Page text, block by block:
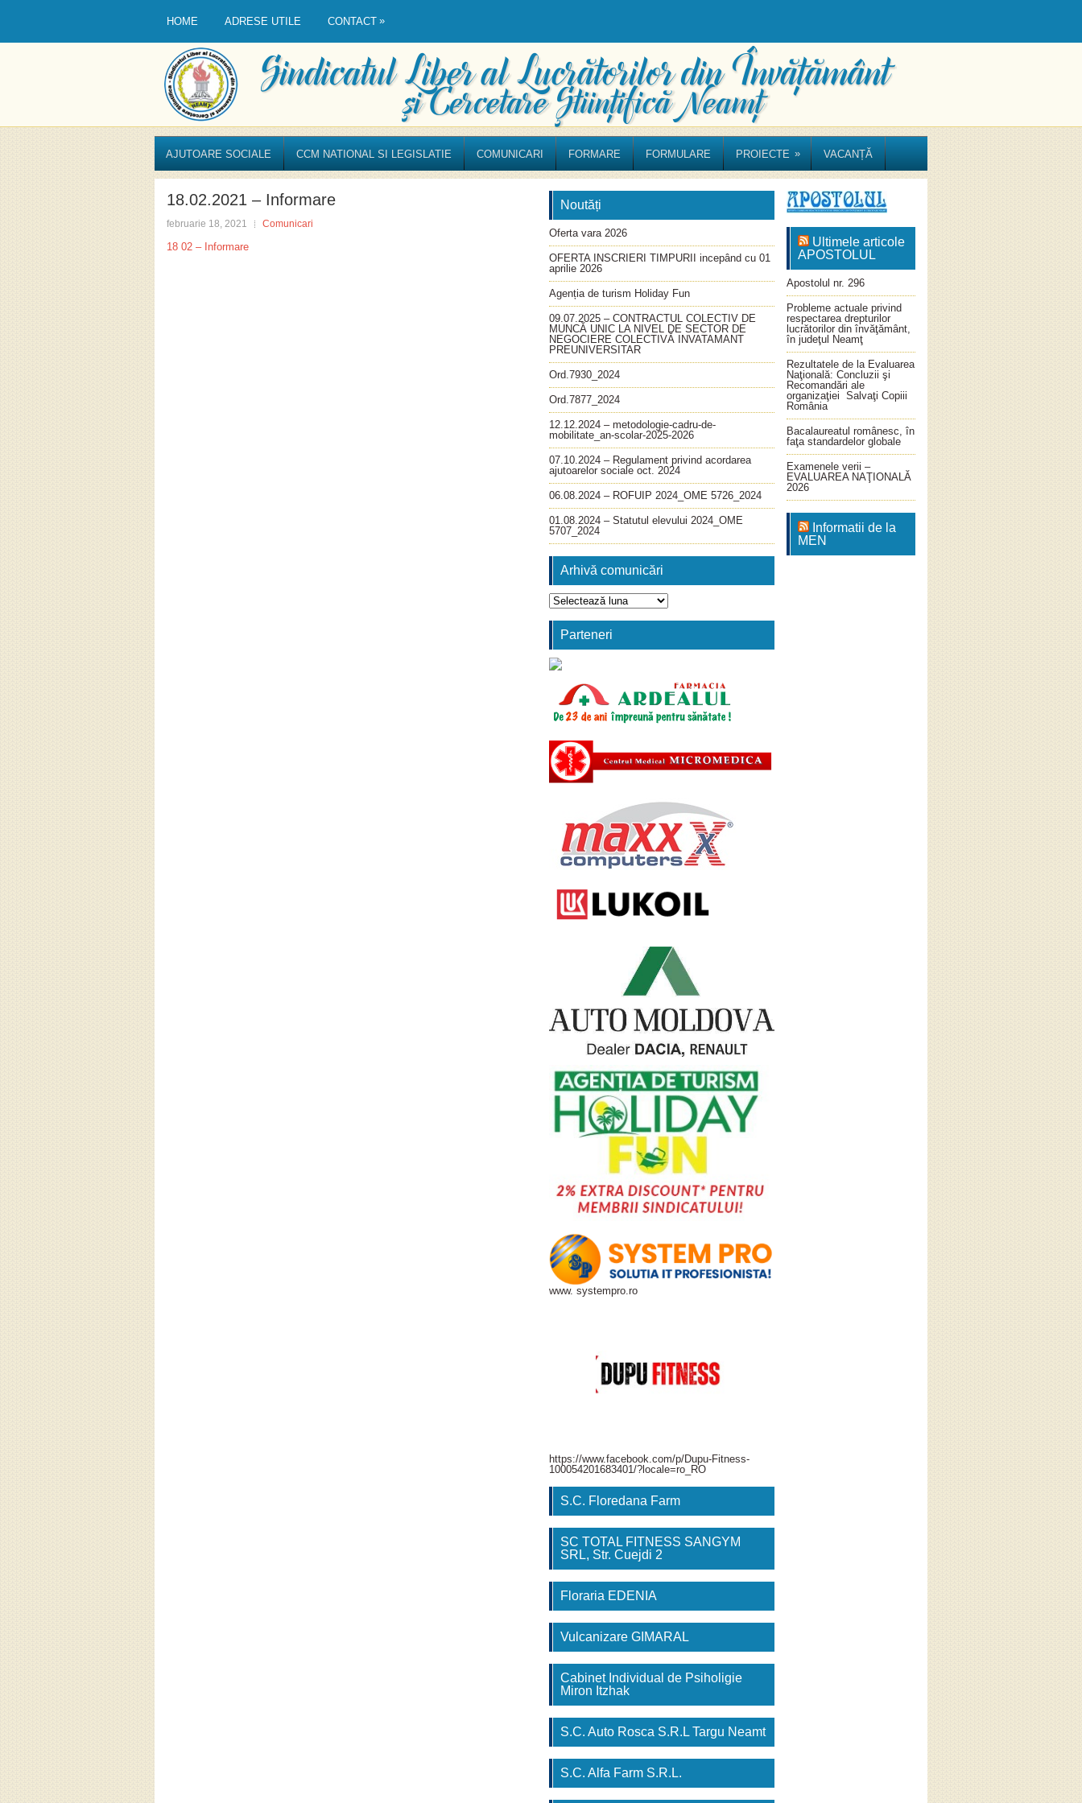
HOME ADRESE UTILE CONTACT »
AJUTOARE SOCIALE CCM NATIONAL SI LEGISLATIE COMUNICARI FORMARE FORMULARE PROIECTE » VACANȚĂ
18.02.2021 – Informare
februarie 18, 2021 Comunicari
18 02 – Informare
Noutăți
Oferta vara 2026
OFERTA INSCRIERI TIMPURII incepând cu 01
aprilie 2026
Agenția de turism Holiday Fun
09.07.2025 – CONTRACTUL COLECTIV DE
MUNCĂ UNIC LA NIVEL DE SECTOR DE
NEGOCIERE COLECTIVĂ INVATAMANT
PREUNIVERSITAR
Ord.7930_2024
Ord.7877_2024
12.12.2024 – metodologie-cadru-de-
mobilitate_an-scolar-2025-2026
07.10.2024 – Regulament privind acordarea
ajutoarelor sociale oct. 2024
06.08.2024 – ROFUIP 2024_OME 5726_2024
01.08.2024 – Statutul elevului 2024_OME
5707_2024
Arhivă comunicări
Arhivă
comunicări
Parteneri
www. systempro.ro
https://www.facebook.com/p/Dupu-Fitness-
100054201683401/?locale=ro_RO
S.C. Floredana Farm
SC TOTAL FITNESS SANGYM
SRL, Str. Cuejdi 2
Floraria EDENIA
Vulcanizare GIMARAL
Cabinet Individual de Psiholigie
Miron Itzhak
S.C. Auto Rosca S.R.L Targu Neamt
S.C. Alfa Farm S.R.L.
Ultimele articole
APOSTOLUL
Apostolul nr. 296
Probleme actuale privind
respectarea drepturilor
lucrătorilor din învăţământ,
în judeţul Neamţ
Rezultatele de la Evaluarea
Naţională: Concluzii şi
Recomandări ale
organizaţiei Salvaţi Copiii
România
Bacalaureatul românesc, în
faţa standardelor globale
Examenele verii –
EVALUAREA NAŢIONALĂ
2026
Informatii de la
MEN